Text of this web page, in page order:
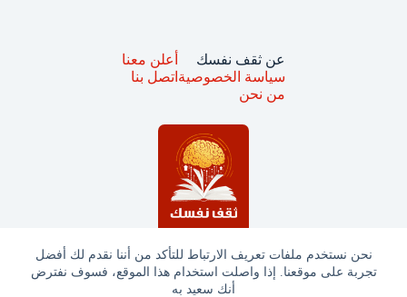
نحن نستخدم ملفات تعريف الارتباط للتأكد من أننا نقدم لك أفضل
تجربة على موقعنا. إذا واصلت استخدام هذا الموقع، فسوف نفترض
أنك سعيد به
جميع الحقوق محفوظة © ثقف نفسك 2025
عن ثقف نفسك
سياسة الخصوصية
من نحن
أعلن معنا
اتصل بنا